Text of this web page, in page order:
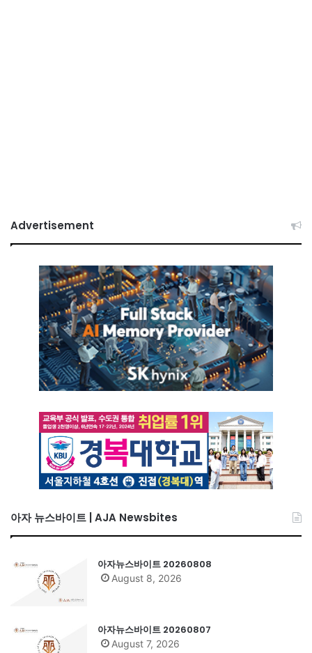
Advertisement
아자 뉴스바이트 | AJA Newsbites
아자뉴스바이트 20260808
August 8, 2026
아자뉴스바이트 20260807
August 7, 2026